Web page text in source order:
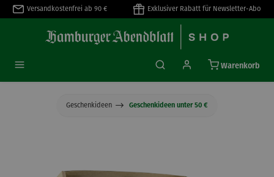
springen
Versandkostenfrei ab 90 € Exklusiver Rabatt für Newsletter-Abo
Warenkorb
Geschenkideen Geschenkideen unter 50 €